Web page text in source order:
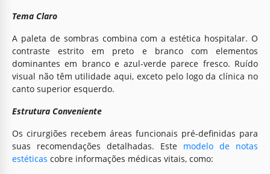
Tema Claro
A paleta de sombras combina com a estética hospitalar. O
contraste estrito em preto e branco com elementos
dominantes em branco e azul-verde parece fresco. Ruído
visual não têm utilidade aqui, exceto pelo logo da clínica no
canto superior esquerdo.
Estrutura Conveniente
Os cirurgiões recebem áreas funcionais pré-definidas para
suas recomendações detalhadas. Este modelo de notas
estéticas cobre informações médicas vitais, como: